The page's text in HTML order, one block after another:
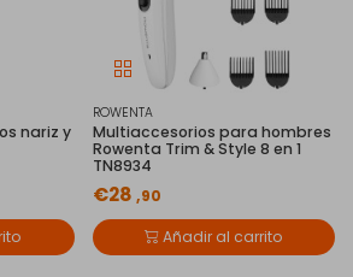
nariz y
ROWENTA
Multiaccesorios para hombres
Rowenta Trim & Style 8 en 1
TN8934
€28 ,90
Añadir al carrito